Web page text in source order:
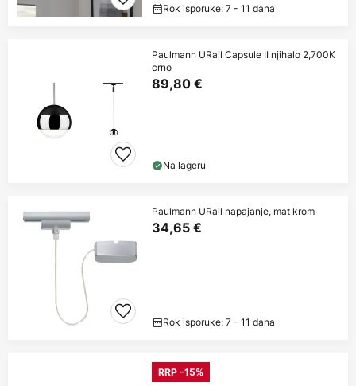
Rok isporuke: 7 - 11 dana
Paulmann URail Capsule II njihalo 2,700K
crno
89,80 €
Na lageru
Paulmann URail napajanje, mat krom
34,65 €
Rok isporuke: 7 - 11 dana
RRP -15%